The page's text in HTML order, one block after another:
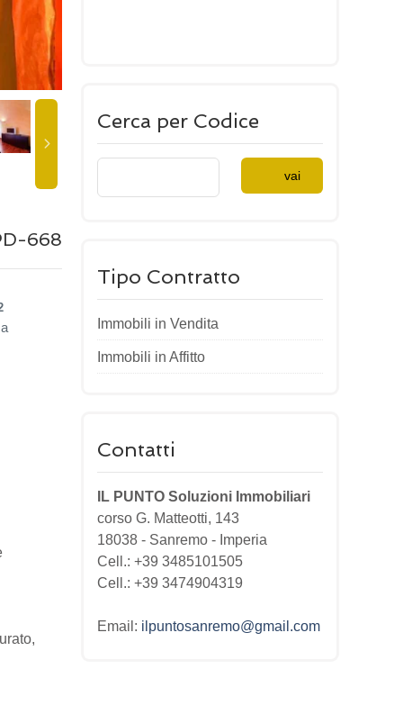
668
Cerca per Codice
vai
Tipo Contratto
Immobili in Vendita
Immobili in Affitto
Contatti
IL PUNTO Soluzioni Immobiliari
corso G. Matteotti, 143
18038 - Sanremo - Imperia
Cell.: +39 3485101505
Cell.: +39 3474904319
Email: ilpuntosanremo@gmail.com